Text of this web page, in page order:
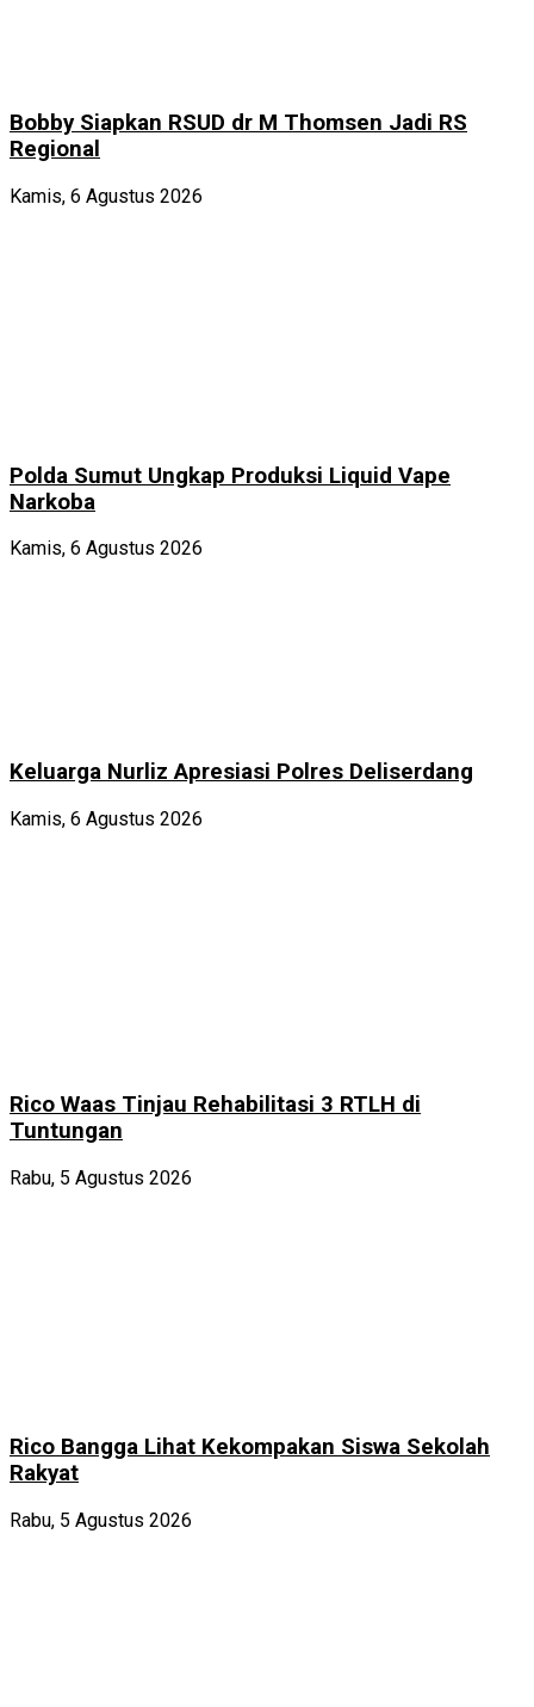
Bobby Siapkan RSUD dr M Thomsen Jadi RS
Regional
Kamis, 6 Agustus 2026
Polda Sumut Ungkap Produksi Liquid Vape
Narkoba
Kamis, 6 Agustus 2026
Keluarga Nurliz Apresiasi Polres Deliserdang
Kamis, 6 Agustus 2026
Rico Waas Tinjau Rehabilitasi 3 RTLH di
Tuntungan
Rabu, 5 Agustus 2026
Rico Bangga Lihat Kekompakan Siswa Sekolah
Rakyat
Rabu, 5 Agustus 2026